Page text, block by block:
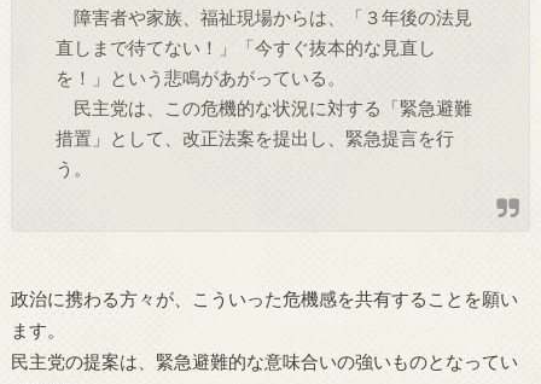
障害者や家族、福祉現場からは、「３年後の法見
直しまで待てない！」「今すぐ抜本的な見直し
を！」という悲鳴があがっている。
民主党は、この危機的な状況に対する「緊急避難
措置」として、改正法案を提出し、緊急提言を行
う。
政治に携わる方々が、こういった危機感を共有することを願い
ます。
民主党の提案は、緊急避難的な意味合いの強いものとなってい